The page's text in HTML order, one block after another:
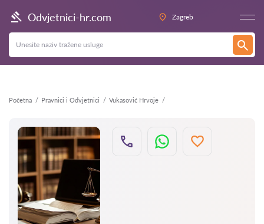
Odvjetnici-hr.com Zagreb
Početna Pravnici i Odvjetnici Vukasović Hrvoje
Natrag